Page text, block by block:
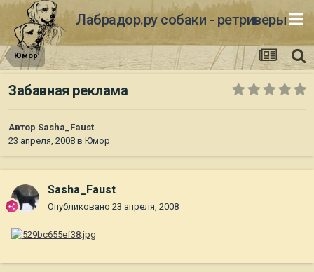
Лабрадор.ру собаки - ретриверы
Юмор
Забавная реклама
Автор Sasha_Faust
23 апреля, 2008 в Юмор
Sasha_Faust
Опубликовано 23 апреля, 2008